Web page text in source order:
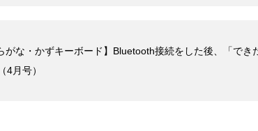
がな・かずキーボード】Bluetooth接続をした後、「で
4月号）